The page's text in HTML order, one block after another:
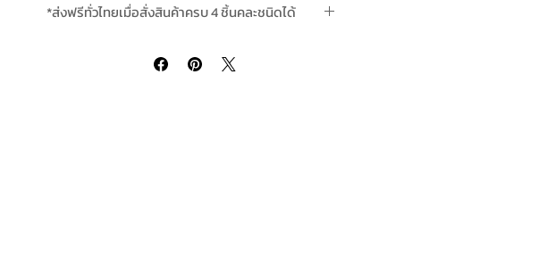
*ส่งฟรีทั่วไทยเมื่อสั่งสินค้าครบ 4 ชิ้นคละชนิดได้